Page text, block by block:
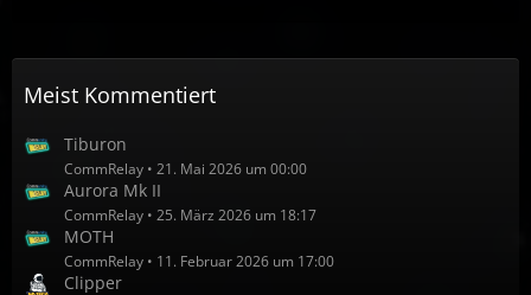
Meist Kommentiert
Tiburon
CommRelay 21. Mai 2026 um 00:00
Aurora Mk II
CommRelay 25. März 2026 um 18:17
MOTH
CommRelay 11. Februar 2026 um 17:00
Clipper